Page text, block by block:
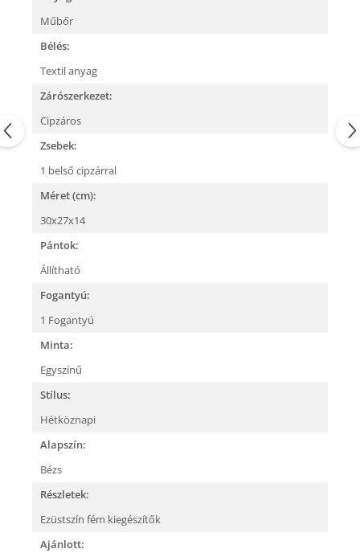
Műbőr
Bélés:
Textil anyag
Zárószerkezet:
Cipzáros
Zsebek:
1 belső cipzárral
Méret (cm):
30x27x14
Pántok:
Állítható
Fogantyú:
1 Fogantyú
Minta:
Egyszínű
Stílus:
Hétköznapi
Alapszín:
Bézs
Részletek:
Ezüstszín fém kiegészítők
Ajánlott: